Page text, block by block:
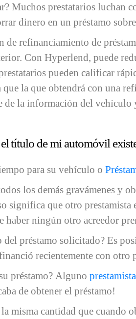
Muchos prestatarios luchan
dinero en un préstamo
refinanciamiento de
Con Hyperlend, puede
pueden calificar
que la que obtendrá con una
la información del vehículo
título de mi automóvil
para su vehículo o
los demás gravámenes y
significa que otro
haber ningún otro acreedor
préstamo solicitado? Es
recientemente con otro
préstamo? Alguno
de obtener el préstamo!
misma cantidad que cuando